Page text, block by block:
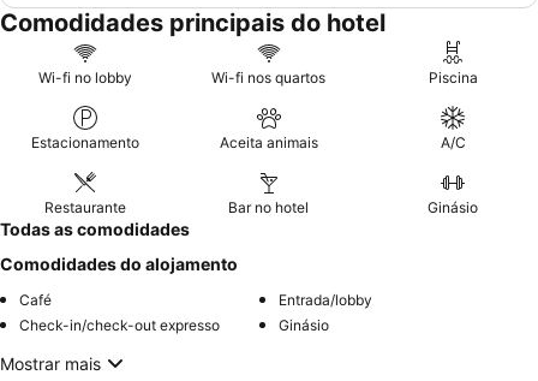
Comodidades principais do hotel
Wi-fi no lobby Wi-fi nos quartos Piscina
Estacionamento Aceita animais A/C
Restaurante Bar no hotel Ginásio
Todas as comodidades
Comodidades do alojamento
Café
Entrada/lobby
Check-in/check-out expresso
Ginásio
Mostrar mais